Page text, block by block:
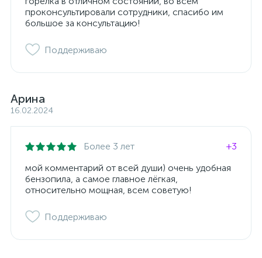
проконсультировали сотрудники, спасибо им
большое за консультацию!
Поддерживаю
Арина
16.02.2024
Более 3 лет
+3
мой комментарий от всей души) очень удобная
бензопила, а самое главное лёгкая,
относительно мощная, всем советую!
Поддерживаю